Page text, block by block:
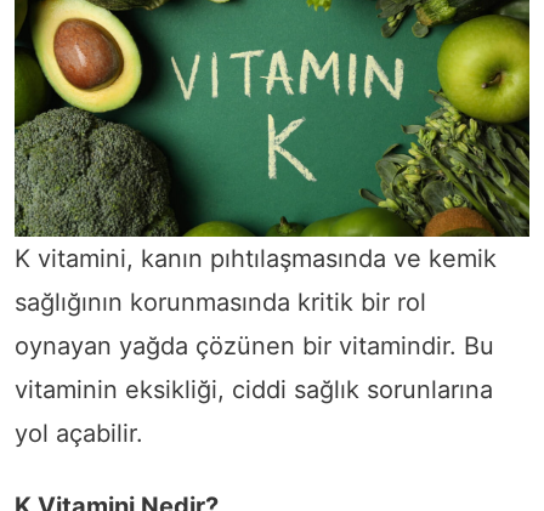
K vitamini, kanın pıhtılaşmasında ve kemik
sağlığının korunmasında kritik bir rol
oynayan yağda çözünen bir vitamindir. Bu
vitaminin eksikliği, ciddi sağlık sorunlarına
yol açabilir.